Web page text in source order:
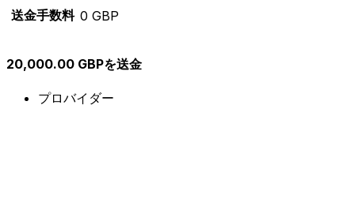
送金手数料 0 GBP
20,000.00 GBPを送金
プロバイダー